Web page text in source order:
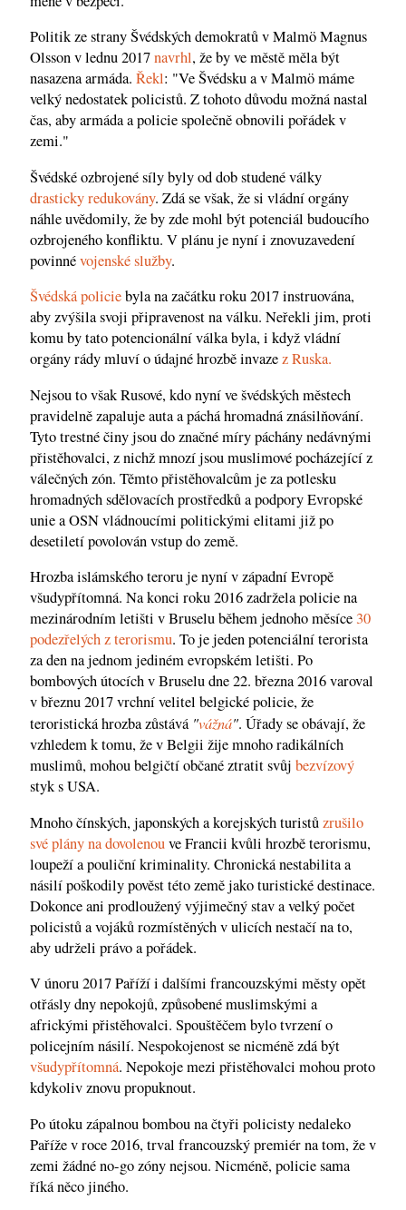
Politik ze strany Švédských demokratů v Malmö Magnus
Olsson v lednu 2017navrhl, že by ve městě měla být
nasazena armáda. Řekl: "Ve Švédsku a v Malmö máme
velký nedostatek policistů. Z tohoto důvodu možná nastal
čas, aby armáda a policie společně obnovili pořádek v
zemi."
Švédské ozbrojené síly byly od dob studené války
drasticky redukovány. Zdá se však, že si vládní orgány
náhle uvědomily, že by zde mohl být potenciál budoucího
ozbrojeného konfliktu. V plánu je nyní i znovuzavedení
povinnévojenské služby.
Švédská policiebyla na začátku roku 2017 instruována,
aby zvýšila svoji připravenost na válku. Neřekli jim, proti
komu by tato potencionální válka byla, i když vládní
orgány rády mluví o údajné hrozbě invazez Ruska.
Nejsou to však Rusové, kdo nyní ve švédských městech
pravidelně zapaluje auta a páchá hromadná znásilňování.
Tyto trestné činy jsou do značné míry páchány nedávnými
přistěhovalci, z nichž mnozí jsou muslimové pocházející z
válečných zón. Těmto přistěhovalcům je za potlesku
hromadných sdělovacích prostředků a podpory Evropské
unie a OSN vládnoucími politickými elitami již po
desetiletí povolován vstup do země.
Hrozba islámského teroru je nyní v západní Evropě
všudypřítomná. Na konci roku 2016 zadržela policie na
mezinárodním letišti v Bruselu během jednoho měsíce 30
podezřelých z terorismu. To je jeden potenciální terorista
za den na jednom jediném evropském letišti. Po
bombových útocích v Bruselu dne 22. března 2016 varoval
v březnu 2017 vrchní velitel belgické policie, že
teroristická hrozba zůstává "vážná". Úřady se obávají, že
vzhledem k tomu, že v Belgii žije mnoho radikálních
muslimů, mohou belgičtí občané ztratit svůj bezvízový
styk s USA.
Mnoho čínských, japonských a korejských turistůzrušilo
své plány na dovolenouve Francii kvůli hrozbě terorismu,
loupeží a pouliční kriminality. Chronická nestabilita a
násilí poškodily pověst této země jako turistické destinace.
Dokonce ani prodloužený výjimečný stav a velký počet
policistů a vojáků rozmístěných v ulicích nestačí na to,
aby udrželi právo a pořádek.
V únoru 2017 Paříží i dalšími francouzskými městy opět
otřásly dny nepokojů, způsobené muslimskými a
africkými přistěhovalci. Spouštěčem bylo tvrzení o
policejním násilí. Nespokojenost se nicméně zdá být
všudypřítomná. Nepokoje mezi přistěhovalci mohou proto
kdykoliv znovu propuknout.
Po útoku zápalnou bombou na čtyři policisty nedaleko
Paříže v roce 2016, trval francouzský premiér na tom, že v
zemi žádné no-go zóny nejsou. Nicméně, policie sama
říká něco jiného.